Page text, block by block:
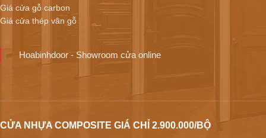
Giá cửa gỗ carbon
Giá cửa thép vân gỗ
Hoabinhdoor - Showroom cửa online
CỬA NHỰA COMPOSITE GIÁ CHỈ 2.900.000/BỘ